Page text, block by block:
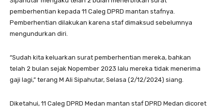
pemberhentian kepada 11 Caleg DPRD mantan stafnya.
Pemberhentian dilakukan karena staf dimaksud sebelumnya
mengundurkan diri.
“Sudah kita keluarkan surat pemberhentian mereka, bahkan
telah 2 bulan sejak Nopember 2023 lalu mereka tidak menerima
gaji lagi,” terang M Ali Sipahutar, Selasa (2/12/2024) siang.
Diketahui, 11 Caleg DPRD Medan mantan staf DPRD Medan dicoret